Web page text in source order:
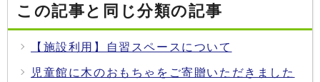
この記事と同じ分類の記事
【施設利用】自習スペースについて
児童館に木のおもちゃをご寄贈いただきました